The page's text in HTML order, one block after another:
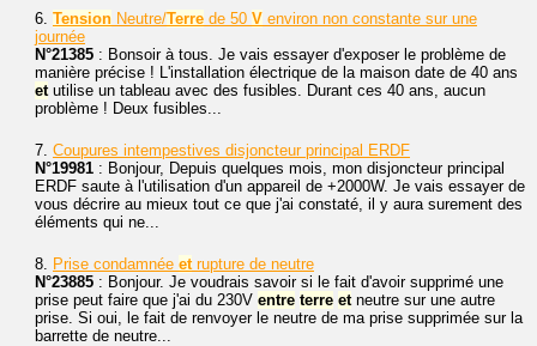
6. Tension Neutre/Terre de 50 V environ non constante sur une
journée
N°21385 : Bonsoir à tous. Je vais essayer d'exposer le problème de
manière précise ! L'installation électrique de la maison date de 40 ans
etutilise un tableau avec des fusibles. Durant ces 40 ans, aucun
problème ! Deux fusibles...
7. Coupures intempestives disjoncteur principal ERDF
N°19981 : Bonjour, Depuis quelques mois, mon disjoncteur principal
ERDF saute à l'utilisation d'un appareil de +2000W. Je vais essayer de
vous décrire au mieux tout ce que j'ai constaté, il y aura surement des
éléments qui ne...
8. Prise condamnée etrupture de neutre
N°23885 : Bonjour. Je voudrais savoir si le fait d'avoir supprimé une
prise peut faire que j'ai du 230V entre terre etneutre sur une autre
prise. Si oui, le fait de renvoyer le neutre de ma prise supprimée sur la
barrette de neutre...